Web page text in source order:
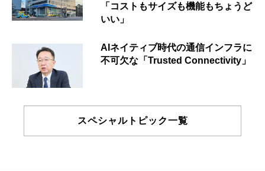
「コストもサイズも機能もちょうど
いい」
AIネイティブ時代の通信インフラに
不可欠な「Trusted Connectivity」
スペシャルトピック一覧